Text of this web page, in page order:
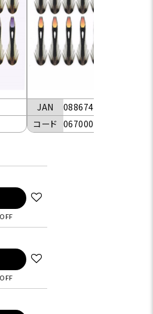
JAN
0886741037006
コード 067000710044